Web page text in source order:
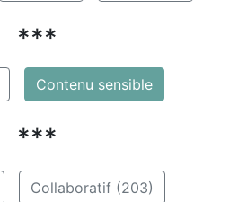
***
Contenu sensible
***
Collaboratif (203)